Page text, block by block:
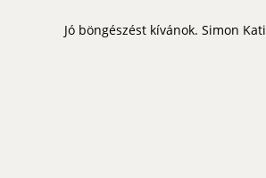
Jó böngészést kívánok. Simon Kati